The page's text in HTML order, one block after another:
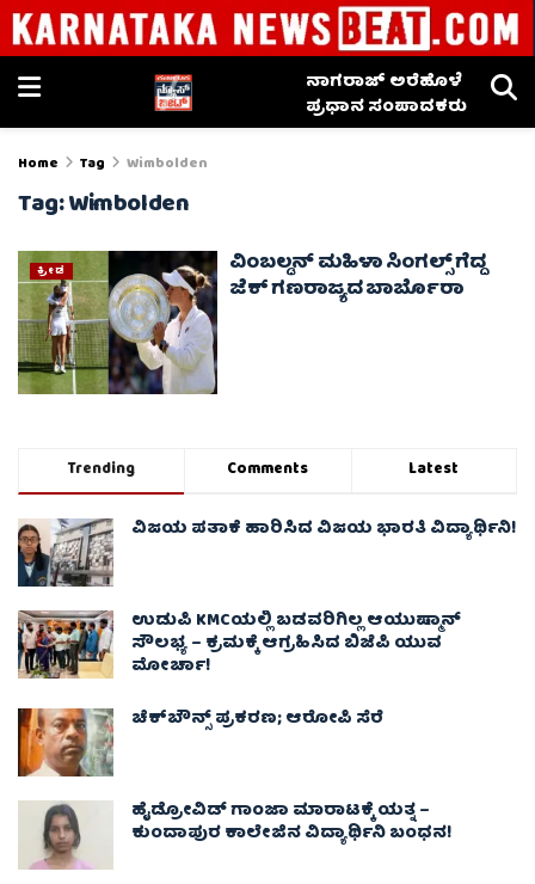
ನಾಗರಾಜ್ ಅರೆಹೊಳೆ
ಪ್ರಧಾನ ಸಂಪಾದಕರು
Home Tag Wimbolden
Tag:Wimbolden
ಕ್ರೀಡೆ ವಿಂಬಲ್ಡನ್ ಮಹಿಳಾ ಸಿಂಗಲ್ಸ್ ಗೆದ್ದ
ಜೆಕ್ ಗಣರಾಜ್ಯದ ಬಾರ್ಬೊರಾ
Trending Comments Latest
ವಿಜಯ ಪತಾಕೆ ಹಾರಿಸಿದ ವಿಜಯ ಭಾರತಿ ವಿದ್ಯಾರ್ಥಿನಿ!
ಉಡುಪಿ KMCಯಲ್ಲಿ ಬಡವರಿಗಿಲ್ಲ ಆಯುಷ್ಮಾನ್
ಸೌಲಭ್ಯ – ಕ್ರಮಕ್ಕೆ ಆಗ್ರಹಿಸಿದ ಬಿಜೆಪಿ ಯುವ
ಮೋರ್ಚಾ!
ಚೆಕ್​ಬೌನ್ಸ್​ ಪ್ರಕರಣ; ಆರೋಪಿ ಸೆರೆ
ಹೈಡ್ರೋವಿಡ್ ಗಾಂಜಾ ಮಾರಾಟಕ್ಕೆ ಯತ್ನ –
ಕುಂದಾಪುರ ಕಾಲೇಜಿನ ವಿದ್ಯಾರ್ಥಿನಿ ಬಂಧನ!